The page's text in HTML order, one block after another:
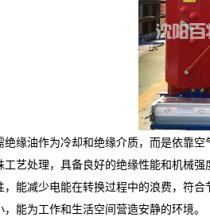
绝缘油作为冷却和绝缘介质，而是依靠
艺处理，具备良好的绝缘性能和机械强
能减少电能在转换过程中的浪费，符
能为工作和生活空间营造安静的环境。​​